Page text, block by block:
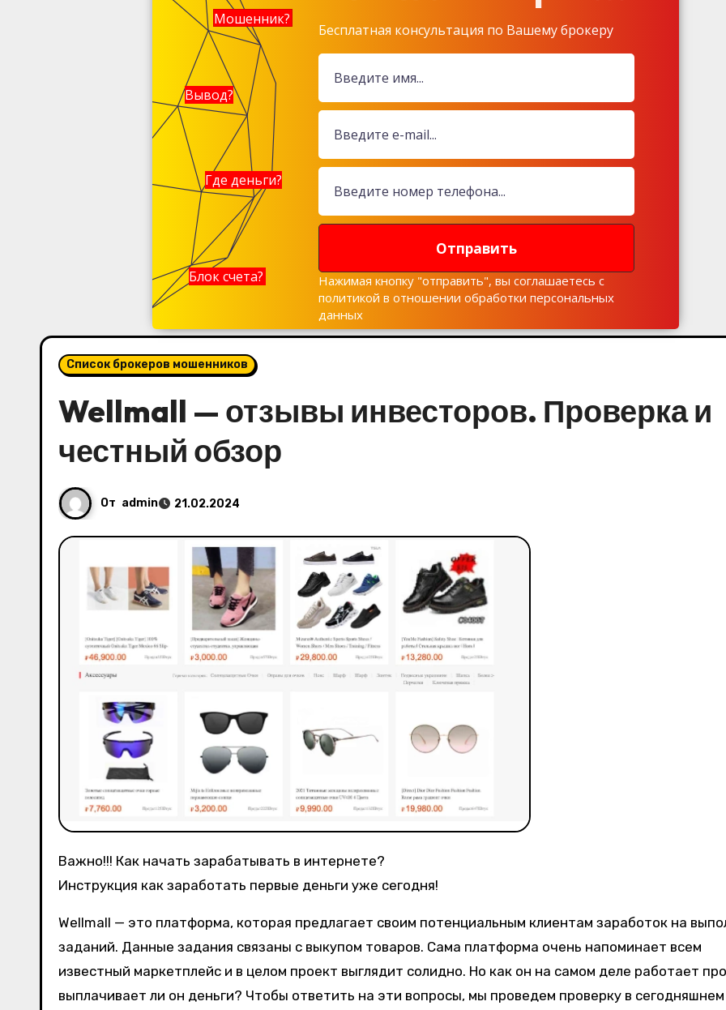
Бесплатная консультация по Вашему брокеру
Мошенник?
Вывод?
Где деньги?
Блок счета?
Отправить
Нажимая кнопку "отправить", вы соглашаетесь с
политикой в отношении обработки персональных
данных
Список брокеров мошенников
Wellmall — отзывы инвесторов. Проверка и
честный обзор
От admin 21.02.2024
Важно!!! Как начать зарабатывать в интернете?
Инструкция как заработать первые деньги уже сегодня!
Wellmall — это платформа, которая предлагает своим потенциальным клиентам заработок на
заданий. Данные задания связаны с выкупом товаров. Сама платформа очень напоминает всем
известный маркетплейс и в целом проект выглядит солидно. Но как он на самом деле работает
выплачивает ли он деньги? Чтобы ответить на эти вопросы, мы проведем проверку в сегодняшнем